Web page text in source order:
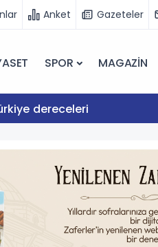
Anket Gazeteler
SPOR MAGAZİN
dereceleri